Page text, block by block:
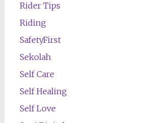
Rider Tips
Riding
SafetyFirst
Sekolah
Self Care
Self Healing
Self Love